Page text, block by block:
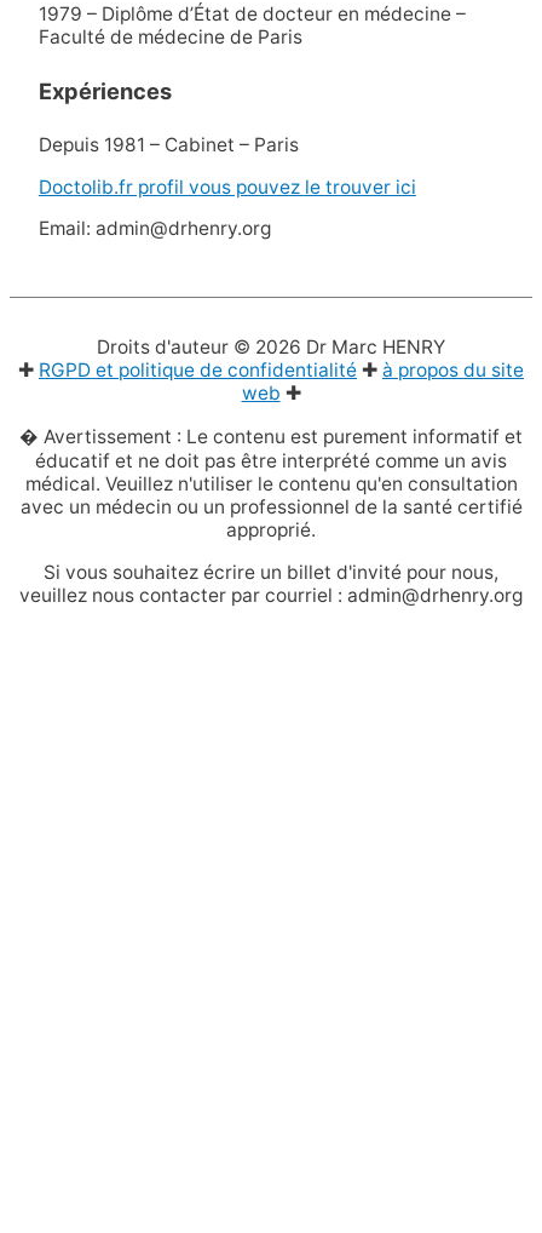
1979 – Diplôme d’État de docteur en médecine –
Faculté de médecine de Paris
Expériences
Depuis 1981 – Cabinet – Paris
Doctolib.fr profil vous pouvez le trouver ici
Email: admin@drhenry.org
Droits d'auteur © 2026 Dr Marc HENRY
✚ RGPD et politique de confidentialité ✚ à propos du site
web ✚
� Avertissement : Le contenu est purement informatif et
éducatif et ne doit pas être interprété comme un avis
médical. Veuillez n'utiliser le contenu qu'en consultation
avec un médecin ou un professionnel de la santé certifié
approprié.
Si vous souhaitez écrire un billet d'invité pour nous,
veuillez nous contacter par courriel : admin@drhenry.org